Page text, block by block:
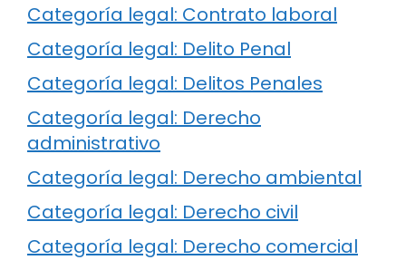
Categoría legal: Contrato laboral
Categoría legal: Delito Penal
Categoría legal: Delitos Penales
Categoría legal: Derecho
administrativo
Categoría legal: Derecho ambiental
Categoría legal: Derecho civil
Categoría legal: Derecho comercial